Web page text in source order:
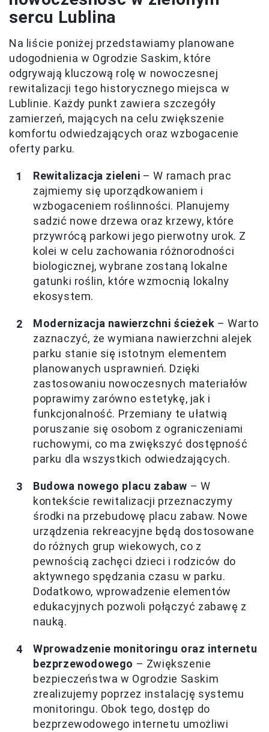
sercu Lublina
Na liście poniżej przedstawiamy planowane
udogodnienia w Ogrodzie Saskim, które
odgrywają kluczową rolę w nowoczesnej
rewitalizacji tego historycznego miejsca w
Lublinie. Każdy punkt zawiera szczegóły
zamierzeń, mających na celu zwiększenie
komfortu odwiedzających oraz wzbogacenie
oferty parku.
Rewitalizacja zieleni – W ramach prac
zajmiemy się uporządkowaniem i
wzbogaceniem roślinności. Planujemy
sadzić nowe drzewa oraz krzewy, które
przywrócą parkowi jego pierwotny urok. Z
kolei w celu zachowania różnorodności
biologicznej, wybrane zostaną lokalne
gatunki roślin, które wzmocnią lokalny
ekosystem.
Modernizacja nawierzchni ścieżek – Warto
zaznaczyć, że wymiana nawierzchni alejek
parku stanie się istotnym elementem
planowanych usprawnień. Dzięki
zastosowaniu nowoczesnych materiałów
poprawimy zarówno estetykę, jak i
funkcjonalność. Przemiany te ułatwią
poruszanie się osobom z ograniczeniami
ruchowymi, co ma zwiększyć dostępność
parku dla wszystkich odwiedzających.
Budowa nowego placu zabaw – W
kontekście rewitalizacji przeznaczymy
środki na przebudowę placu zabaw. Nowe
urządzenia rekreacyjne będą dostosowane
do różnych grup wiekowych, co z
pewnością zachęci dzieci i rodziców do
aktywnego spędzania czasu w parku.
Dodatkowo, wprowadzenie elementów
edukacyjnych pozwoli połączyć zabawę z
nauką.
Wprowadzenie monitoringu oraz internetu
bezprzewodowego – Zwiększenie
bezpieczeństwa w Ogrodzie Saskim
zrealizujemy poprzez instalację systemu
monitoringu. Obok tego, dostęp do
bezprzewodowego internetu umożliwi